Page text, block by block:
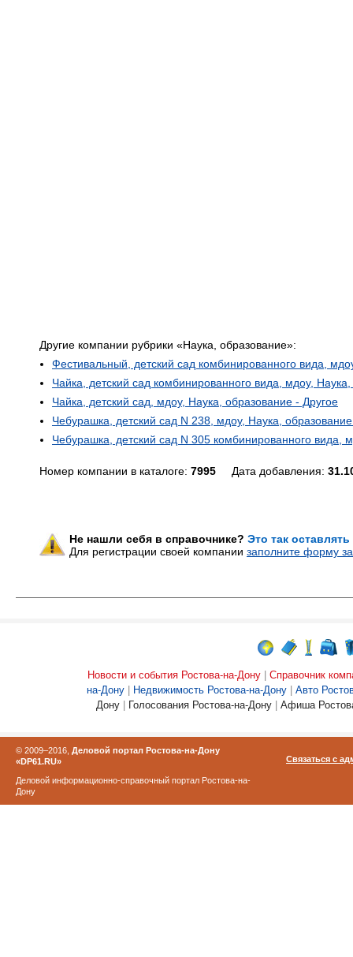
Другие компании рубрики «Наука, образование»:
Фестивальный, детский сад комбинированного вида,
Чайка, детский сад комбинированного вида, мдоу,
Чайка, детский сад, мдоу, Наука, образование - Другое
Чебурашка, детский сад N 238, мдоу, Наука,
Чебурашка, детский сад N 305 комбинированного вида,
Номер компании в каталоге: 7995 Дата добавления:
Не нашли себя в справочнике? Это так
Для регистрации своей компании заполните форму
Новости и события Ростова-на-Дону
Справочник
на-Дону
Недвижимость Ростова-на-Дону
Авто
Дону
Голосования Ростова-на-Дону Афиша
© 2009–2016, Деловой портал Ростова-на-Дону
«DP61.RU»
Деловой информационно-справочный портал Ростова-на-
Дону
Связаться с